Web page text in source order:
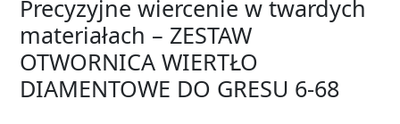
Precyzyjne wiercenie w twardych
materiałach – ZESTAW
OTWORNICA WIERTŁO
DIAMENTOWE DO GRESU 6-68